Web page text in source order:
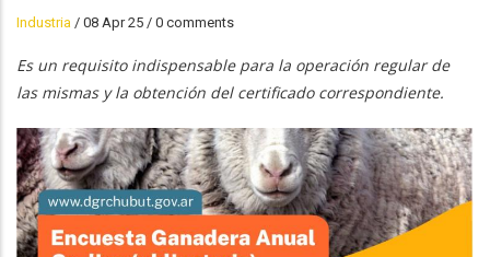
Industria / 08 Apr 25 / 0 comments
Es un requisito indispensable para la operación regular de
las mismas y la obtención del certificado correspondiente.